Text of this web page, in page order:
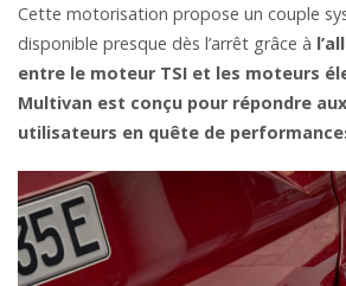
Cette motorisation propose un couple
disponible presque dès l’arrêt grâce à
entre le moteur TSI et les moteurs
Multivan est conçu pour répondre
utilisateurs en quête de